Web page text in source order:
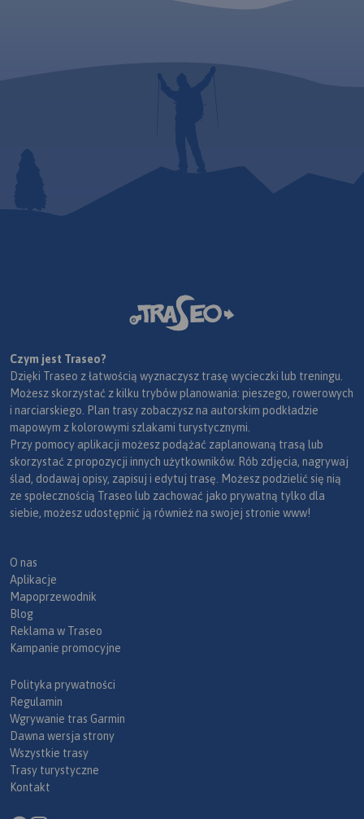
Czym jest Traseo?
Dzięki Traseo z łatwością wyznaczysz trasę wycieczki lub treningu.
Możesz skorzystać z kilku trybów planowania: pieszego, rowerowych
i narciarskiego. Plan trasy zobaczysz na autorskim podkładzie
mapowym z kolorowymi szlakami turystycznymi.
Przy pomocy aplikacji możesz podążać zaplanowaną trasą lub
skorzystać z propozycji innych użytkowników. Rób zdjęcia, nagrywaj
ślad, dodawaj opisy, zapisuj i edytuj trasę. Możesz podzielić się nią
ze społecznością Traseo lub zachować jako prywatną tylko dla
siebie, możesz udostępnić ją również na swojej stronie www!
O nas
Aplikacje
Mapoprzewodnik
Blog
Reklama w Traseo
Kampanie promocyjne
Polityka prywatności
Regulamin
Wgrywanie tras Garmin
Dawna wersja strony
Wszystkie trasy
Trasy turystyczne
Kontakt